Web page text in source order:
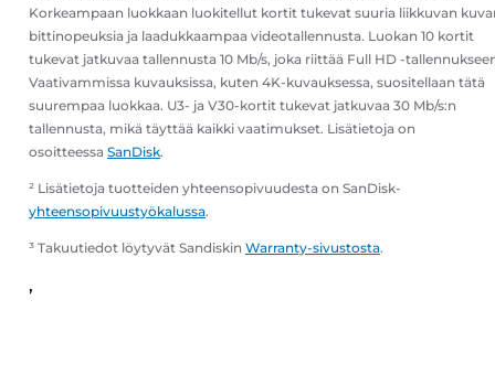
Korkeampaan luokkaan luokitellut kortit tukevat suuria liikkuvan
bittinopeuksia ja laadukkaampaa videotallennusta. Luokan 10 kortit
tukevat jatkuvaa tallennusta 10 Mb/s, joka riittää Full HD -
Vaativammissa kuvauksissa, kuten 4K-kuvauksessa, suositellaan tätä
suurempaa luokkaa. U3- ja V30-kortit tukevat jatkuvaa 30 Mb/s:n
tallennusta, mikä täyttää kaikki vaatimukset. Lisätietoja on
osoitteessa SanDisk.
² Lisätietoja tuotteiden yhteensopivuudesta on SanDisk-
yhteensopivuustyökalussa.
³ Takuutiedot löytyvät Sandiskin Warranty-sivustosta.
,